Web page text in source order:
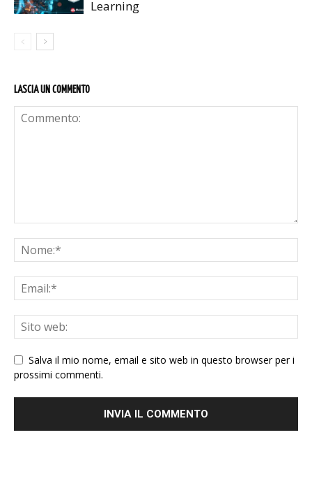
Learning
LASCIA UN COMMENTO
Salva il mio nome, email e sito web in questo browser per i
prossimi commenti.